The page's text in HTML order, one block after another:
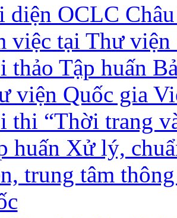
diện OCLC
việc tại Thư
thảo Tập huấn
viện Quốc gia
thi “Thời trang
huấn Xử lý,
trung tâm